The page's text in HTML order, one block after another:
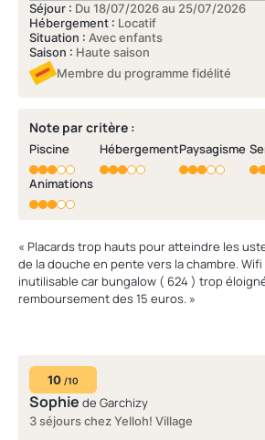
transat libre. - la piscine pourrait être amelioree ( nouveaux
toboggans..). Le revêtement de la riviere
engendre des égratignures. - les bouées devraient être
autorisées sur une période seulement
précédentes. - certains instruments de musculations n'étaient pas
Séjour : Du 18/07/2026 au 25/07/2026
Hébergement : Locatif
Situation : Avec enfants
Saison : Haute saison
Membre du programme fidélité
Note par critère :
Piscine Hébergement Paysagisme
Animations
« Placards trop hauts pour atteindre les
de la douche en pente vers la chambre.
inutilisable car bungalow ( 624 ) trop
remboursement des 15 euros. »
10 /10
Sophie de Garchizy
3 séjours chez Yelloh! Village